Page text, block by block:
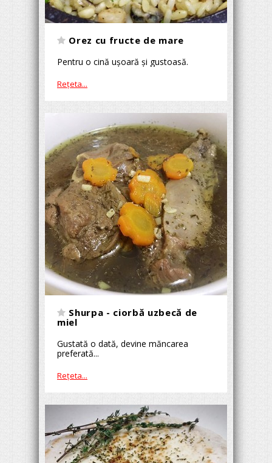
Orez cu fructe de mare
Pentru o cină uşoară şi gustoasă.
Reţeta...
Shurpa - ciorbă uzbecă de
miel
Gustată o dată, devine măncarea
preferată...
Reţeta...